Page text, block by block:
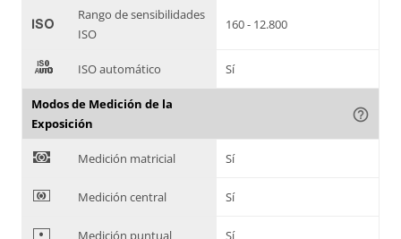
'
Rango de sensibilidades
ISO
160 - 12.800
( ISO automático Sí
Modos de Medición de la
Exposición
help_outline
) Medición matricial Sí
* Medición central Sí
+ Medición puntual Sí